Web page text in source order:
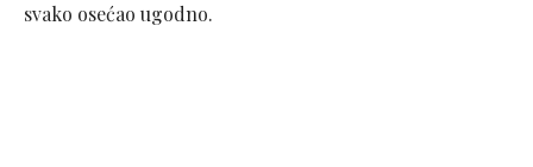
svako osećao ugodno.